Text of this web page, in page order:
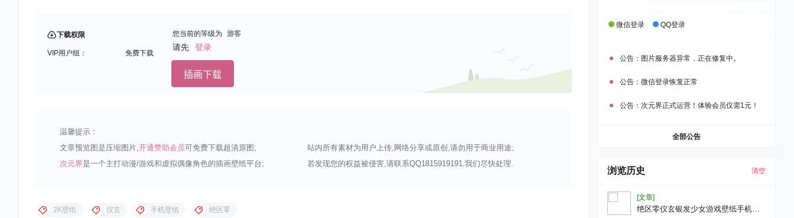
下载权限
VIP用户组： 免费下载
您当前的等级为 游客
请先 登录
插画下载
温馨提示：
文章预览图是压缩图片,开通赞助会员可免费下载超清原图;
站内所有素材为用户上传,网络分享或原创,请勿用于商业用途;
次元界是一个主打动漫/游戏和虚拟偶像角色的插画壁纸平台; 若发现您的权益被侵害,请联系QQ1815919191,我们尽快处理.
2K壁纸 仪玄 手机壁纸 绝区零
微信登录 QQ登录
公告： 图片服务器异常，正在修复中。
公告： 微信登录恢复正常
公告： 次元界正式运营！体验会员仅需1元！
全部公告
浏览历史 清空
[文章]
绝区零仪玄银发少女游戏壁纸手机壁